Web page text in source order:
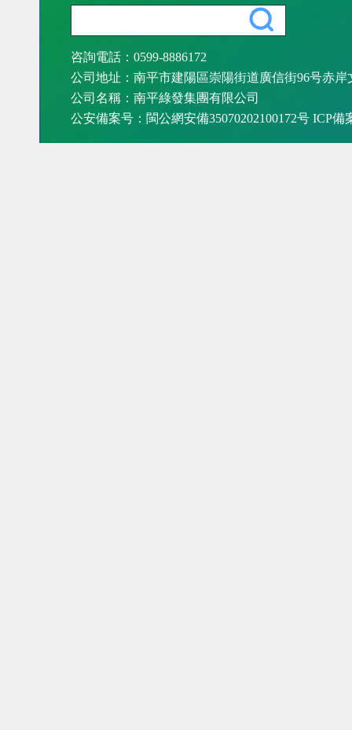
咨詢電話：0599-8886172
公司地址：南平市建陽區崇陽街道廣信街96号赤岸
公司名稱：南平綠發集團有限公司
公安備案号：閩公網安備35070202100172号 ICP備